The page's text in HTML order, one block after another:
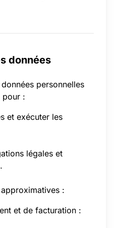
données
personnelles
pour :
et exécuter les
légales et
:
et de facturation :